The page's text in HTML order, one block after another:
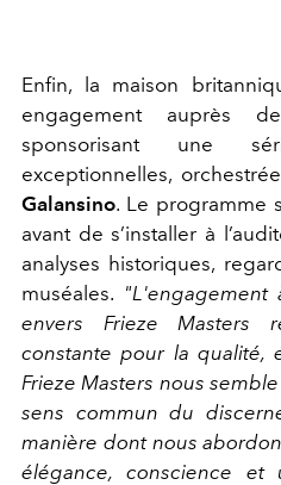
Enfin, la maison
engagement auprès
sponsorisant une
exceptionnelles,
Galansino. Le programme
avant de s’installer à
analyses historiques,
muséales.
envers Frieze Masters
constante pour la qualité,
Frieze Masters nous
sens commun du
manière dont nous
élégance, conscience et